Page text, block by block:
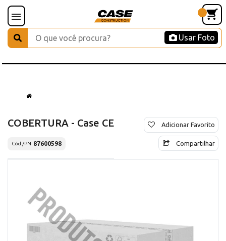
Usar Foto
COBERTURA - Case CE
Cód./PN 87600598
Adicionar Favorito
Compartilhar